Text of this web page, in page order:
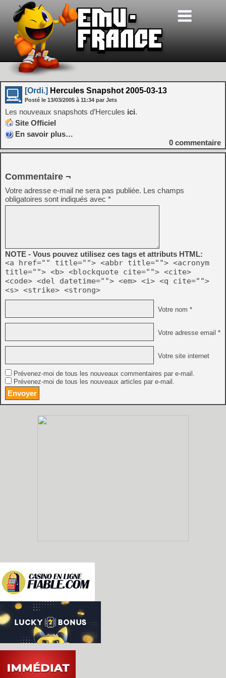
[Ordi.] Hercules Snapshot 2005-03-13
Posté le 13/03/2005 à 11:34 par Jets
Les nouveaux snapshots d’Hercules ici.
Site Officiel
En savoir plus…
0 commentaire
Commentaire ¬
Votre adresse e-mail ne sera pas publiée. Les champs
obligatoires sont indiqués avec *
NOTE - Vous pouvez utilisez ces tags et attributs HTML:
<a href="" title=""> <abbr title=""> <acronym
title=""> <b> <blockquote cite=""> <cite>
<code> <del datetime=""> <em> <i> <q cite="">
<s> <strike> <strong>
Votre nom *
Votre adresse email *
Votre site internet
Prévenez-moi de tous les nouveaux commentaires par e-mail.
Prévenez-moi de tous les nouveaux articles par e-mail.